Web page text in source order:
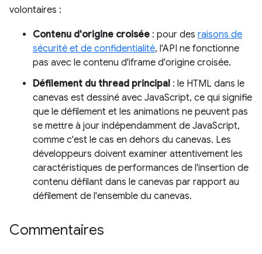
volontaires :
Contenu d'origine croisée : pour des raisons de
sécurité et de confidentialité, l'API ne fonctionne
pas avec le contenu d'iframe d'origine croisée.
Défilement du thread principal : le HTML dans le
canevas est dessiné avec JavaScript, ce qui signifie
que le défilement et les animations ne peuvent pas
se mettre à jour indépendamment de JavaScript,
comme c'est le cas en dehors du canevas. Les
développeurs doivent examiner attentivement les
caractéristiques de performances de l'insertion de
contenu défilant dans le canevas par rapport au
défilement de l'ensemble du canevas.
Commentaires